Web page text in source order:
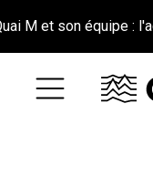
M et son équipe :